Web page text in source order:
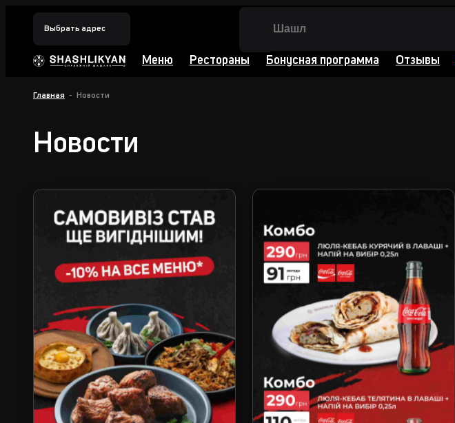
Выбрать адрес
Меню Рестораны Бонусная программа Отзывы
Главная Новости
Новости